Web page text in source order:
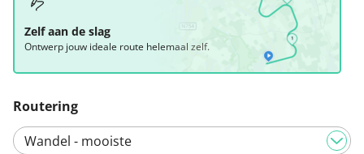
Zelf aan de slag
Ontwerp jouw ideale route helemaal zelf.
Routering